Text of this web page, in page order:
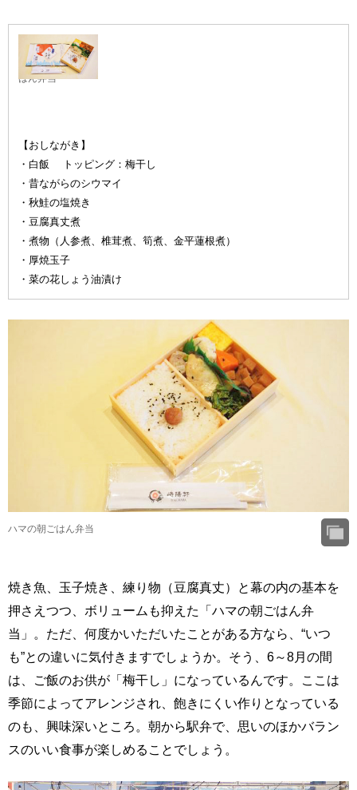
ハマの朝ご
はん弁当
【おしながき】
・白飯 トッピング：梅干し
・昔ながらのシウマイ
・秋鮭の塩焼き
・豆腐真丈煮
・煮物（人参煮、椎茸煮、筍煮、金平蓮根煮）
・厚焼玉子
・菜の花しょう油漬け
ハマの朝ごはん弁当
焼き魚、玉子焼き、練り物（豆腐真丈）と幕の内の基本を
押さえつつ、ボリュームも抑えた「ハマの朝ごはん弁
当」。ただ、何度かいただいたことがある方なら、“いつ
も”との違いに気付きますでしょうか。そう、6～8月の間
は、ご飯のお供が「梅干し」になっているんです。ここは
季節によってアレンジされ、飽きにくい作りとなっている
のも、興味深いところ。朝から駅弁で、思いのほかバラン
スのいい食事が楽しめることでしょう。